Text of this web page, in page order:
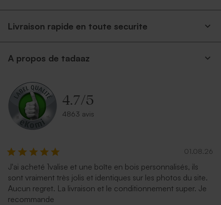
Livraison rapide en toute securite
A propos de tadaaz
4.7/5
4863 avis
01.08.26
J'ai acheté 1valise et une boîte en bois personnalisés, ils
sont vraiment très jolis et identiques sur les photos du site.
Aucun regret. La livraison et le conditionnement super. Je
recommande